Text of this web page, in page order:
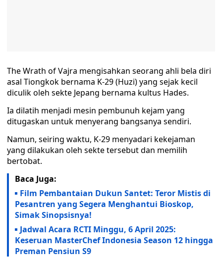
The Wrath of Vajra mengisahkan seorang ahli bela diri
asal Tiongkok bernama K-29 (Huzi) yang sejak kecil
diculik oleh sekte Jepang bernama kultus Hades.
Ia dilatih menjadi mesin pembunuh kejam yang
ditugaskan untuk menyerang bangsanya sendiri.
Namun, seiring waktu, K-29 menyadari kekejaman
yang dilakukan oleh sekte tersebut dan memilih
bertobat.
Baca Juga:
Film Pembantaian Dukun Santet: Teror Mistis di
Pesantren yang Segera Menghantui Bioskop,
Simak Sinopsisnya!
Jadwal Acara RCTI Minggu, 6 April 2025:
Keseruan MasterChef Indonesia Season 12 hingga
Preman Pensiun S9